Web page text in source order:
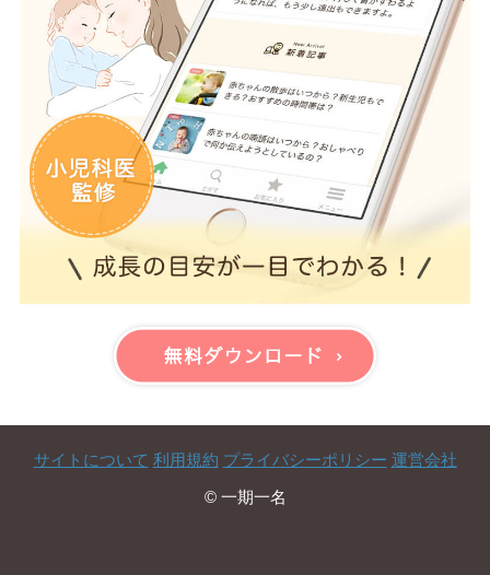
サイトについて 利用規約 プライバシーポリシー 運営会社
© 一期一名